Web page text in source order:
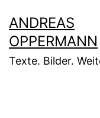
Inhalt
springen
ANDREAS
OPPERMANN
Texte. Bilder.